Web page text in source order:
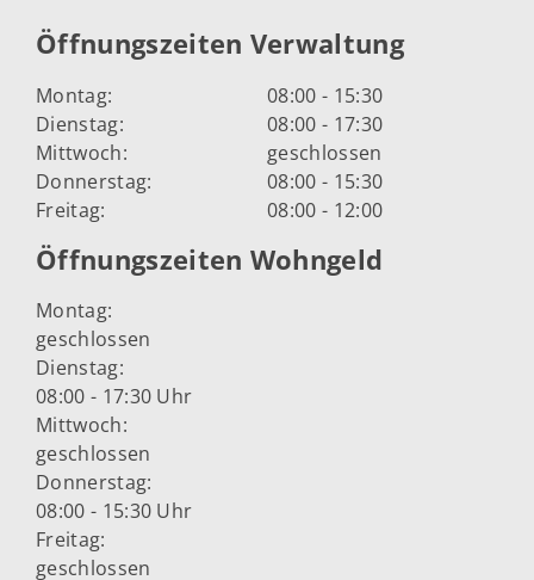
Öffnungszeiten Verwaltung
Montag:
08:00 - 15:30
Dienstag:
08:00 - 17:30
Mittwoch:
geschlossen
Donnerstag:
08:00 - 15:30
Freitag:
08:00 - 12:00
Öffnungszeiten Wohngeld
Montag:
geschlossen
Dienstag:
08:00 - 17:30 Uhr
Mittwoch:
geschlossen
Donnerstag:
08:00 - 15:30 Uhr
Freitag:
geschlossen